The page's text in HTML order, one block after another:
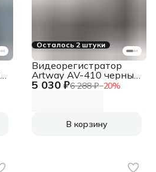
Осталось 2 штуки
5 030 ₽6 288 ₽−20%
Видеорегистратор
Artway AV-410 черный
1080x1920 1080p
В корзину